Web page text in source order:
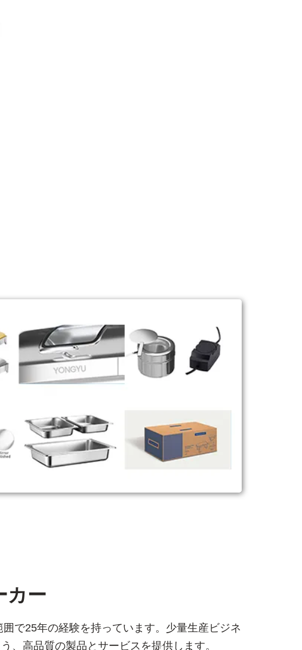
カー
で25年の経験を持っています。少量生産ビジネ
、高品質の製品とサービスを提供します。